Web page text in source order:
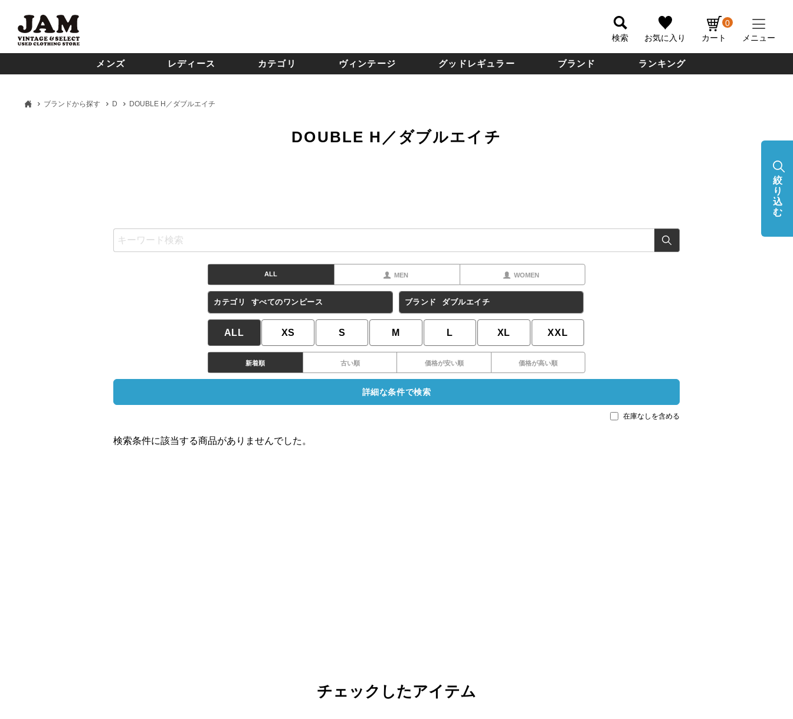
検索 お気に入り カート
0
メニュー
メンズ レディース カテゴリ ヴィンテージ グッドレギュラー ブランド ランキング
ブランドから探す D DOUBLE H／ダブルエイチ
DOUBLE H／ダブルエイチ
ALL MEN WOMEN
カテゴリ すべてのワンピース ブランド ダブルエイチ
ALL XS S M L XL XXL
新着順 古い順 価格が安い順 価格が高い順
詳細な条件で検索
在庫なしを含める
検索条件に該当する商品がありませんでした。
チェックしたアイテム
絞
り
込
む